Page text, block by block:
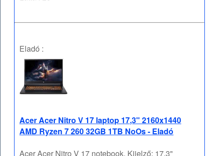
Eladó :
Acer Acer Nitro V 17 laptop 17,3" 2160x1440
AMD Ryzen 7 260 32GB 1TB NoOs - Eladó
Acer Acer Nitro V 17 notebook, Kijelző: 17,3"